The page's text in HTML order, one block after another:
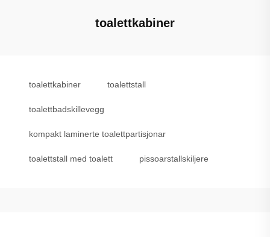
toalettkabiner
toalettkabiner toalettstall
toalettbadskillevegg
kompakt laminerte toalettpartisjonar
toalettstall med toalett pissoarstallskiljere